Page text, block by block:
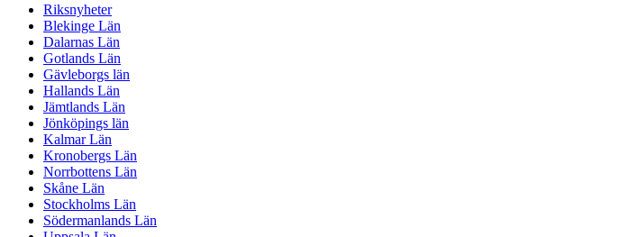
Riksnyheter
Blekinge Län
Dalarnas Län
Gotlands Län
Gävleborgs län
Hallands Län
Jämtlands Län
Jönköpings län
Kalmar Län
Kronobergs Län
Norrbottens Län
Skåne Län
Stockholms Län
Södermanlands Län